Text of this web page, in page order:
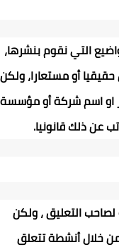
التي نقوم بنشرها،
أو مستعارا، ولكن
اسم شركة أو مؤسسة
عن ذلك قانونيا.
التعليق ، ولكن
خلال أنشطة تتعلق